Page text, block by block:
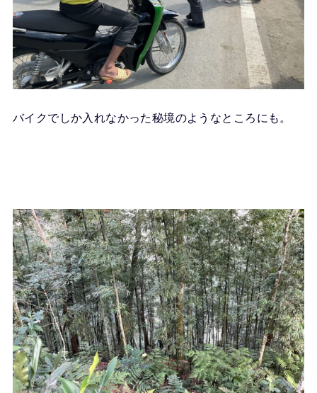
バイクでしか入れなかった秘境のようなところにも。